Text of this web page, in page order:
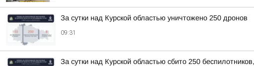
За сутки над Курской областью уничтожено 250 дронов
09:31
За сутки над Курской областью сбито 250